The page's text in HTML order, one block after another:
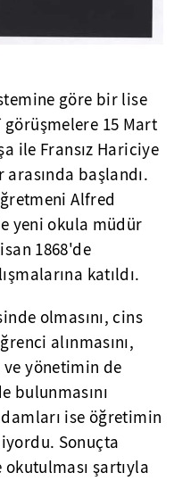
göre bir lise
görüşmelere 15 Mart
ile Fransız Hariciye
arasında başlandı.
Alfred
yeni okula müdür
1868'de
katıldı.
olmasını, cins
alınmasını,
ve yönetimin de
bulunmasını
ise öğretimin
Sonuçta
şartıyla